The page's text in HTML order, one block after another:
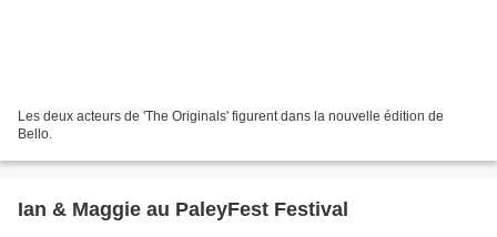
Les deux acteurs de 'The Originals' figurent dans la nouvelle édition de
Bello.
Ian & Maggie au PaleyFest Festival